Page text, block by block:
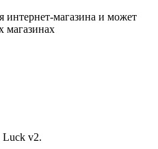
интернет-магазина и может
магазинах
Luck v2.